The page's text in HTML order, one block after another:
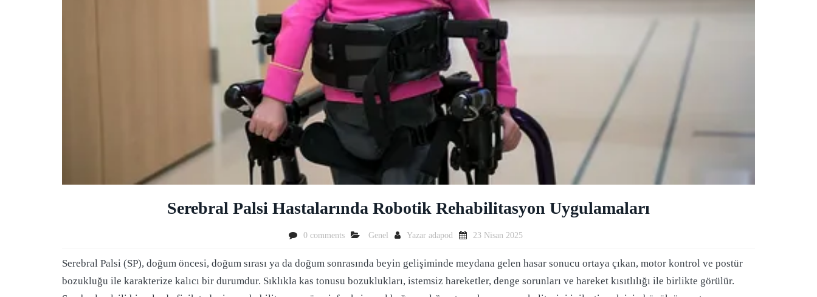
Serebral Palsi Hastalarında Robotik Rehabilitasyon Uygulamaları
0 comments Genel Yazar adapod 23 Nisan 2025
Serebral Palsi (SP), doğum öncesi, doğum sırası ya da doğum sonrasında beyin gelişiminde meydana gelen hasar sonucu ortaya çıkan, motor kontrol ve postür
bozukluğu ile karakterize kalıcı bir durumdur. Sıklıkla kas tonusu bozuklukları, istemsiz hareketler, denge sorunları ve hareket kısıtlılığı ile birlikte görülür.